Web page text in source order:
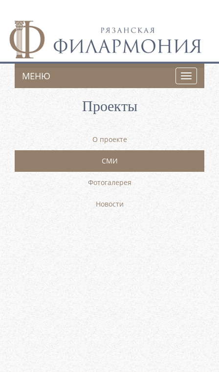
Toggle
МЕНЮ
Проекты
О проекте
СМИ
Фотогалерея
Новости